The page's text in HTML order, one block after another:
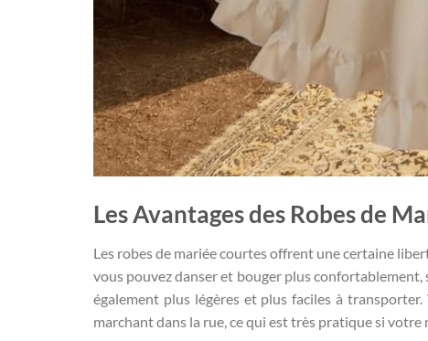
Les Avantages des Robes de
Les robes de mariée courtes offrent une certaine
vous pouvez danser et bouger plus
également plus légères et plus faciles à
marchant dans la rue, ce qui est très pratique si votre